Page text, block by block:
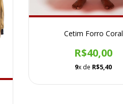
Cetim Forro Coral
R$40,00
9x de R$5,40